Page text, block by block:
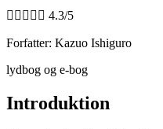
     4.3/5
Forfatter: Kazuo Ishiguro
lydbog og e-bog
Introduktion